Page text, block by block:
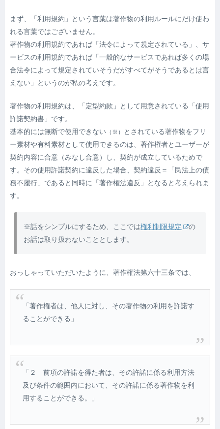
まず、「利用規約」という言葉は著作物の利用ルールにだけ使わ
れる言葉ではございません。
著作物の利用規約であれば「法令によって規定されている」、サ
ービスの利用規約であれば「一般的なサービスであれば多くの場
合法令によって規定されていそうだがすべてがそうであるとは言
えない」というのが私の考えです。
著作物の利用規約は、「定型約款」として用意されている「使用
許諾契約書」です。
基本的には無断で使用できない （※）
とされている著作物をフリ
ー素材や有料素材として使用できるのは、著作権者とユーザーが
契約内容に合意 （みなし合意）
し、契約が成立しているためで
す。その使用許諾契約に違反した場合、契約違反＝「民法上の債
務不履行」であると同時に「著作権法違反」となると考えられま
す。
※話をシンプルにするため、ここでは権利制限規定
の
お話は取り扱わないこととします。
おっしゃっていただいたように、著作権法第六十三条では、
「著作権者は、他人に対し、その著作物の利用を許諾す
ることができる」
「２ 前項の許諾を得た者は、その許諾に係る利用方法
及び条件の範囲内において、その許諾に係る著作物を利
用することができる。」